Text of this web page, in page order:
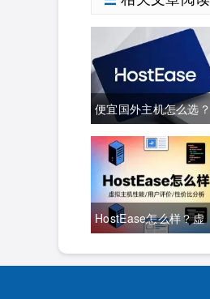
便宜国外主机怎么选？
HostEase入门方案月
费与配置对比
HostEase怎么样？虚